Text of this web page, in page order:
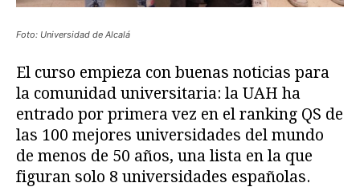
Foto: Universidad de Alcalá
El curso empieza con buenas noticias para
la comunidad universitaria: la UAH ha
entrado por primera vez en el ranking QS de
las 100 mejores universidades del mundo
de menos de 50 años, una lista en la que
figuran solo 8 universidades españolas.